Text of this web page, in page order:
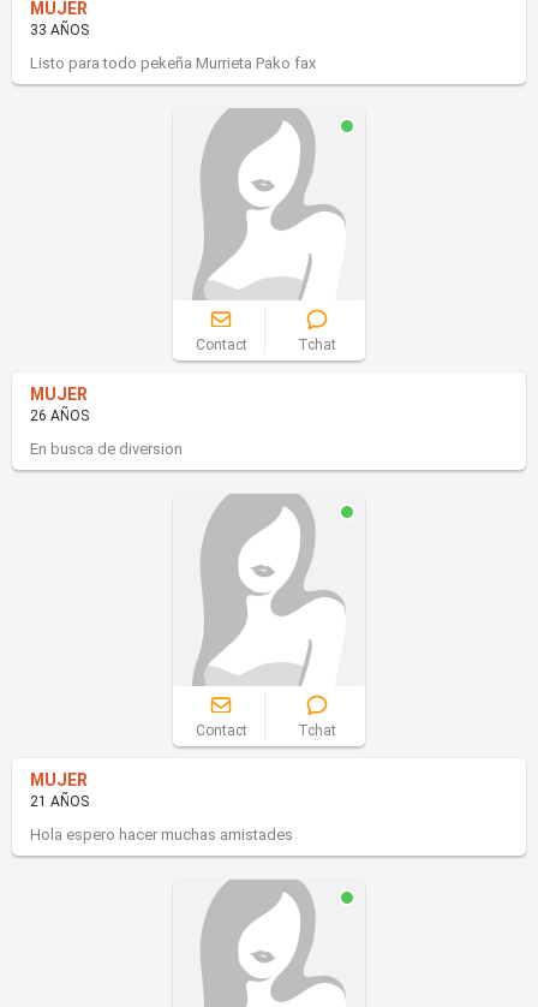
MUJER
33 AÑOS
Listo para todo pekeña Murrieta Pako fax
Contact Tchat
MUJER
26 AÑOS
En busca de diversion
Contact Tchat
MUJER
21 AÑOS
Hola espero hacer muchas amistades